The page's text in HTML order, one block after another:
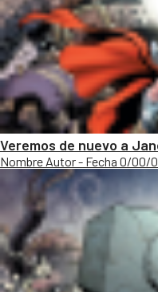
Veremos de nuevo a
Nombre Autor - Fecha 0/00/